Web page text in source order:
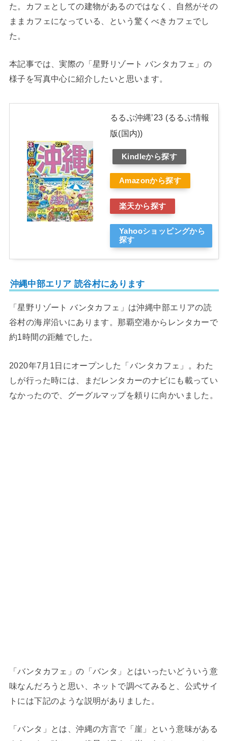
た。カフェとしての建物があるのではなく、自然がその
ままカフェになっている、という驚くべきカフェでし
た。
本記事では、実際の「星野リゾート バンタカフェ」の
様子を写真中心に紹介したいと思います。
るるぶ沖縄’23 (るるぶ情報
版(国内))
Kindleから探す
Amazonから探す
楽天から探す
Yahooショッピングから
探す
沖縄中部エリア 読⾕村にあります
「星野リゾート バンタカフェ」は沖縄中部エリアの読
⾕村の海岸沿いにあります。那覇空港からレンタカーで
約1時間の距離でした。
2020年7月1日にオープンした「バンタカフェ」。わた
しが行った時には、まだレンタカーのナビにも載ってい
なかったので、グーグルマップを頼りに向かいました。
「バンタカフェ」の「バンタ」とはいったいどういう意
味なんだろうと思い、ネットで調べてみると、公式サイ
トには下記のような説明がありました。
「バンタ」とは、沖縄の方言で「崖」という意味がある